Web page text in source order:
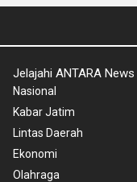
Jelajahi ANTARA
Nasional
Kabar Jatim
Lintas Daerah
Ekonomi
Olahraga